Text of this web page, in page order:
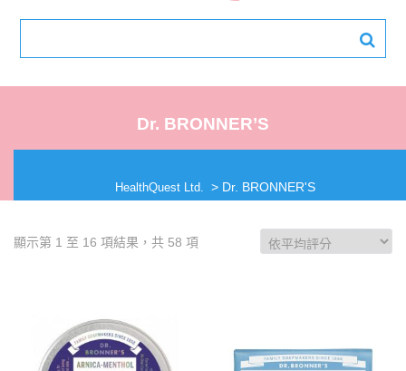
Dr. BRONNER’S
HealthQuest Ltd. > Dr. BRONNER'S
顯示第 1 至 16 項結果，共 58 項